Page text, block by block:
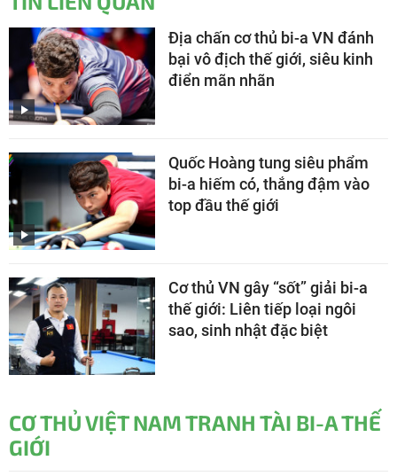
Địa chấn cơ thủ bi-a VN đánh
bại vô địch thế giới, siêu kinh
điển mãn nhãn
Quốc Hoàng tung siêu phẩm
bi-a hiếm có, thắng đậm vào
top đầu thế giới
Cơ thủ VN gây “sốt” giải bi-a
thế giới: Liên tiếp loại ngôi
sao, sinh nhật đặc biệt
CƠ THỦ VIỆT NAM TRANH TÀI BI-A THẾ
GIỚI